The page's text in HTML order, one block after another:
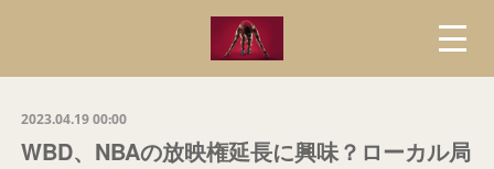
2023.04.19 00:00
WBD、NBAの放映権延長に興味？ローカル局